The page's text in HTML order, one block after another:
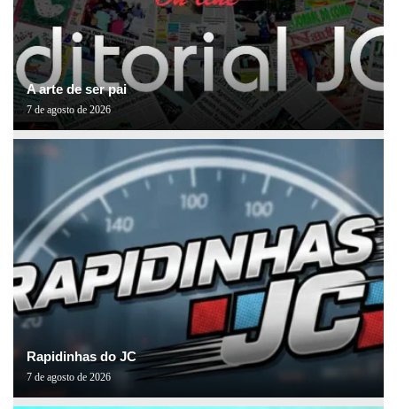
A arte de ser pai
7 de agosto de 2026
Rapidinhas do JC
7 de agosto de 2026